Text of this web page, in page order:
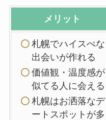
メリット
札幌でハイスぺな
出会いが作れる
価値観・温度感が
似てる人に会える
札幌はお洒落なデ
ートスポットが多